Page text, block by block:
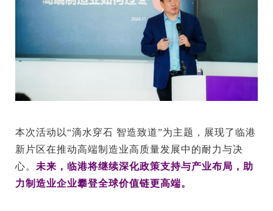
本次活动以“滴水穿石 智造致道”为主题，展现了临港
新片区在推动高端制造业高质量发展中的耐力与决
心。 未来，临港将继续深化政策支持与产业布局，助
力制造业企业攀登全球价值链更高端。